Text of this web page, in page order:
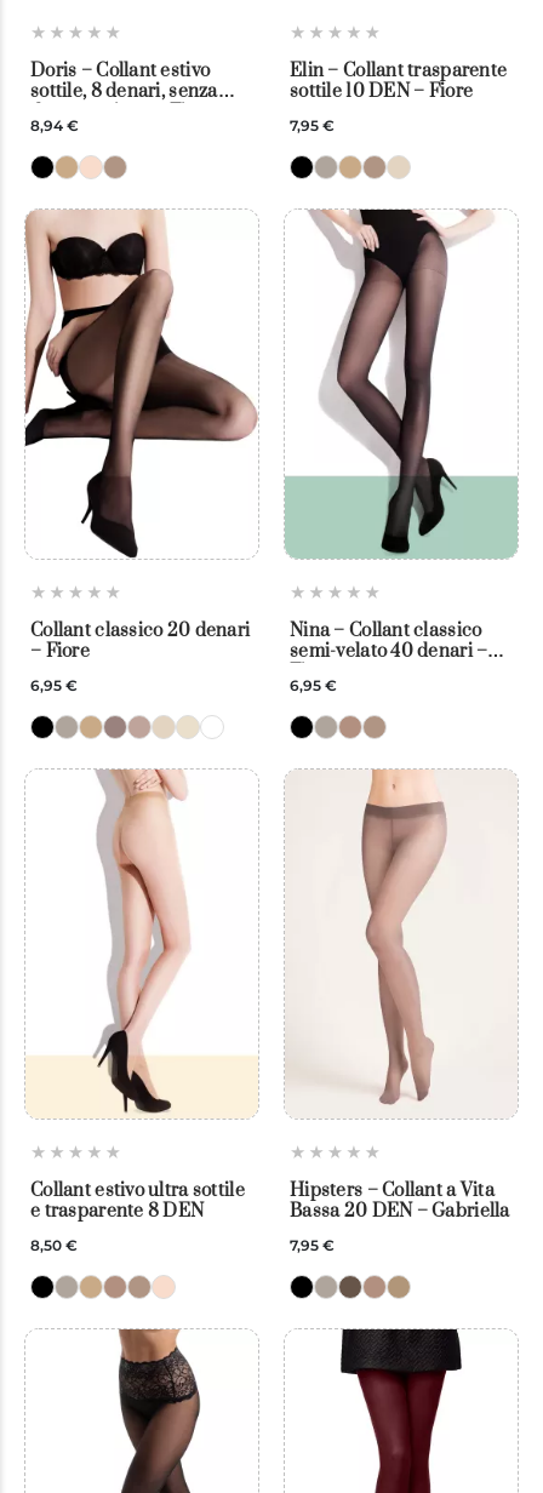
Doris – Collant estivo
sottile, 8 denari, senza
8,94 €
Elin – Collant trasparente
sottile 10 DEN – Fiore
7,95 €
Collant classico 20 denari
– Fiore
6,95 €
Nina – Collant classico
semi-velato 40 denari –
6,95 €
Collant estivo ultra sottile
e trasparente 8 DEN
8,50 €
Hipsters – Collant a Vita
Bassa 20 DEN – Gabriella
7,95 €